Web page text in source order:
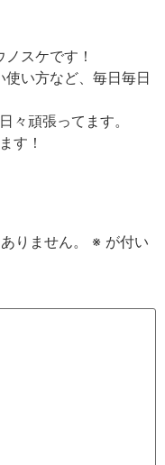
スケです！
い方など、毎日毎日
々頑張ってます。
す！
りません。 ※ が付い